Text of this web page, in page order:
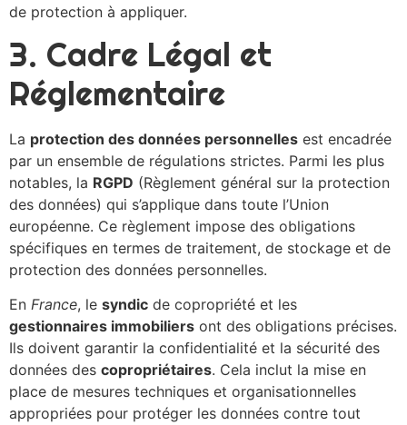
de protection à appliquer.
3. Cadre Légal et
Réglementaire
La protection des données personnelles est encadrée
par un ensemble de régulations strictes. Parmi les plus
notables, la RGPD (Règlement général sur la protection
des données) qui s’applique dans toute l’Union
européenne. Ce règlement impose des obligations
spécifiques en termes de traitement, de stockage et de
protection des données personnelles.
En France, le syndic de copropriété et les
gestionnaires immobiliers ont des obligations précises.
Ils doivent garantir la confidentialité et la sécurité des
données des copropriétaires. Cela inclut la mise en
place de mesures techniques et organisationnelles
appropriées pour protéger les données contre tout